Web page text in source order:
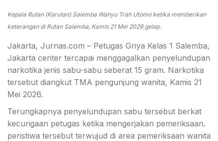
Kepala Rutan (Karutan) Salemba Wahyu Trah Utomo ketika memberikan
keterangan di Rutan Salemba, Kamis 21 Mei 2026 gelap.
Jakarta, Jurnas.com – Petugas Griya Kelas 1 Salemba,
Jakarta center tercapai menggagalkan penyelundupan
narkotika jenis sabu-sabu seberat 15 gram. Narkotika
tersebut diangkut TMA pengunjung wanita, Kamis 21
Mei 2026.
Terungkapnya penyelundupan sabu tersebut berkat
kecurigaan petugas ketika mengerjakan pemeriksaan.
peristiwa tersebut terwujud di area pemeriksaan wanita